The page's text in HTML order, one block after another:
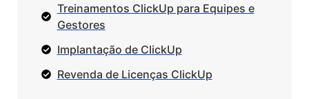
Treinamentos ClickUp para Equipes e
Gestores
Implantação de ClickUp
Revenda de Licenças ClickUp